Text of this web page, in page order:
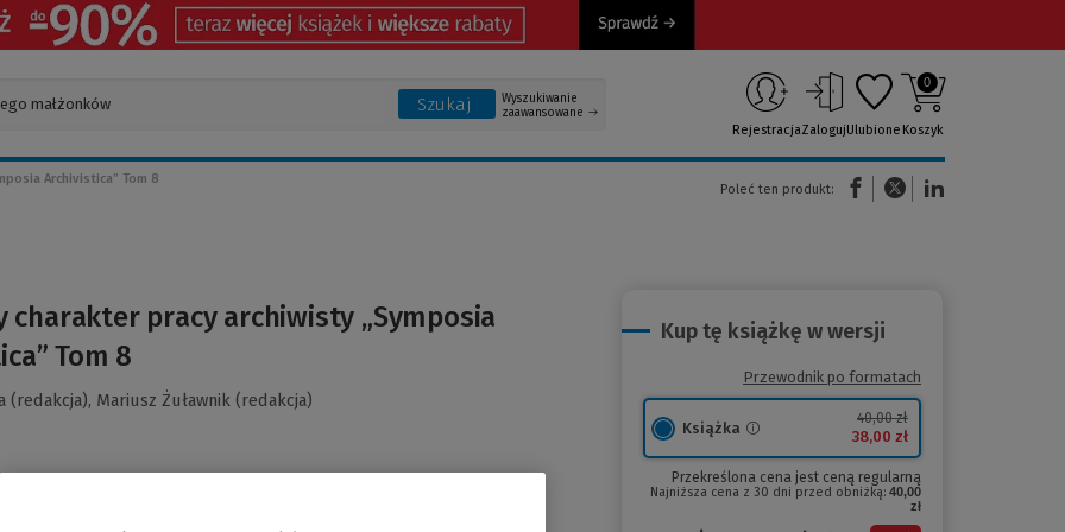
Szukaj
Wyszukiwanie
zaawansowane
RejestracjaZalogujUlubione
0
Koszyk
Archivistica” Tom 8
Poleć ten produkt:
(Nowe okno)(Link do innej strony)
charakter pracy archiwisty „Symposia
Tom 8
(redakcja), Mariusz Żuławnik (redakcja)
Kup tę książkę w wersji
Przewodnik po formatach
Książka
40,00 zł
38,00 zł
Przekreślona cena jest ceną regularną
Najniższa cena z 30 dni przed obniżką: 40,00
zł